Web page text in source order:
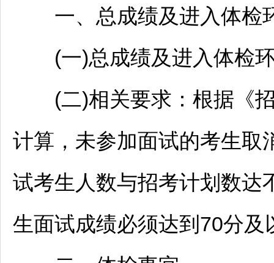
一、总成绩及进入体检
(一)总成绩及进入体检环
(二)相关要求：根据《
计算，未参加面试的考生取
试考生人数与招考计划数达
生面试成绩必须达到70分